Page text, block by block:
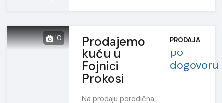
10 Prodajemo
kuću u
Fojnici
Prokosi
Na prodaju porodična
PRODAJA
po
dogovoru